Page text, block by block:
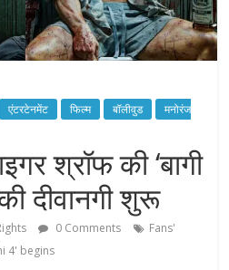
एंटरटेनमेंट फिल्म बॉलीवुड
मनोरंज
श्रॉफ की ‘बागी
दीवानगी शुरू
0 Comments
Fans'
4' begins